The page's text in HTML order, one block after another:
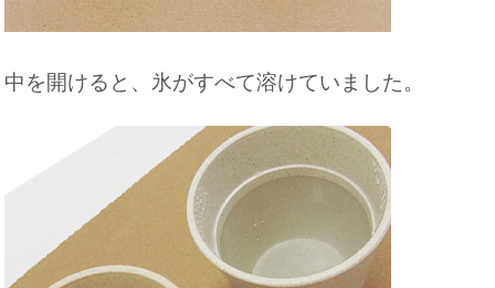
中を開けると、氷がすべて溶けていました。